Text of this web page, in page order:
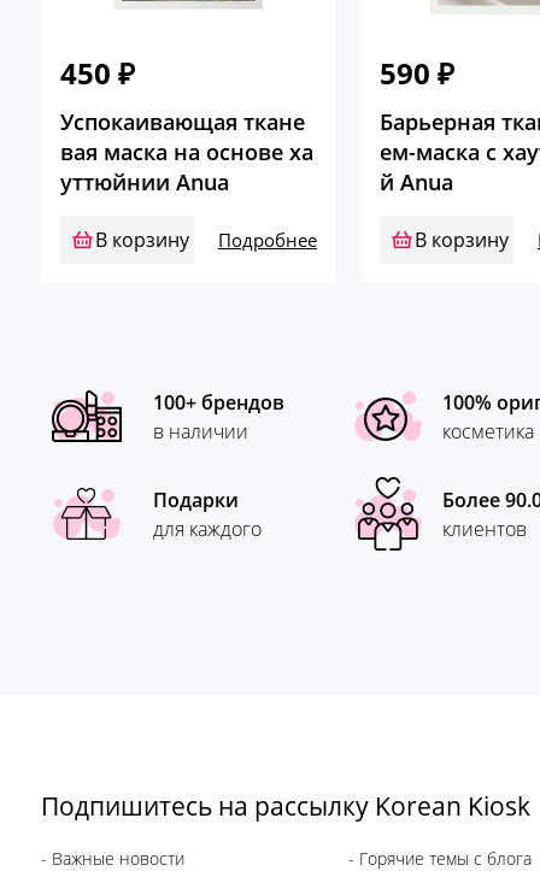
450 ₽
Успокаивающая ткане
вая маска на основе ха
уттюйнии Anua
В корзину Подробнее
590₽
Барьерная
ем-маска с
й Anua
В корзину
100+ брендов
в наличии
100%
косметика
Подарки
для каждого
Более
клиентов
Подпишитесь на рассылку Korean Kiosk
- Важные новости
- Горячие темы с блога